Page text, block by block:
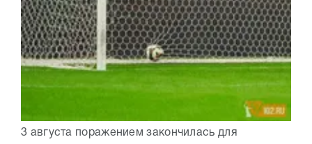
3 августа поражением закончилась для